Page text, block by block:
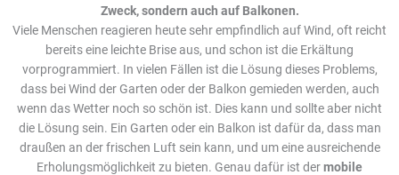
Zweck, sondern auch auf Balkonen.
Viele Menschen reagieren heute sehr empfindlich auf Wind, oft reicht
bereits eine leichte Brise aus, und schon ist die Erkältung
vorprogrammiert. In vielen Fällen ist die Lösung dieses Problems,
dass bei Wind der Garten oder der Balkon gemieden werden, auch
wenn das Wetter noch so schön ist. Dies kann und sollte aber nicht
die Lösung sein. Ein Garten oder ein Balkon ist dafür da, dass man
draußen an der frischen Luft sein kann, und um eine ausreichende
Erholungsmöglichkeit zu bieten. Genau dafür ist dermobile